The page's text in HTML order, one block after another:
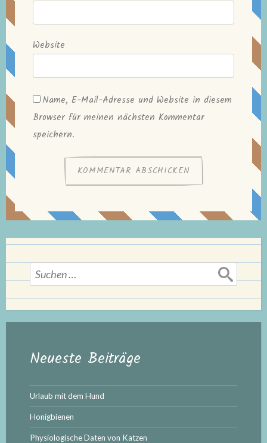
Website
Name, E-Mail-Adresse und Website in diesem
Browser für meinen nächsten Kommentar
speichern.
Suchen
nach:
Neueste Beiträge
Urlaub mit dem Hund
Honigbienen
Physiologische Daten von Katzen